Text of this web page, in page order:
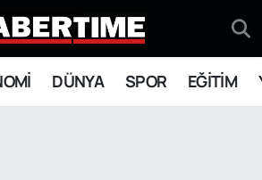
DÜNYA SPOR EĞİTİM
Eczaneler
Durumu